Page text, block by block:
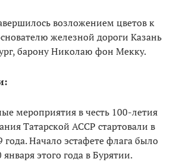
возложением цветов к
железной дороги Казань
барону Николаю фон Мекку.
мероприятия в честь 100-летия
Татарской АССР стартовали в
года. Начало эстафете флага было
этого года в Бурятии.